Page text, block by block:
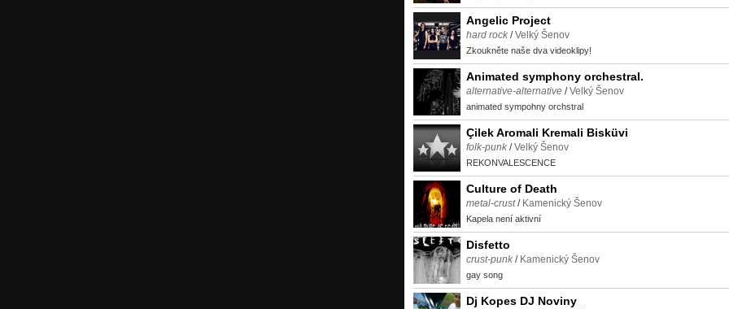
Angelic Project
hard rock /Velký Šenov
Zkoukněte naše dva videoklipy!
Animated symphony orchestral.
alternative-alternative /Velký Šenov
animated sympohny orchstral
Çilek Aromali Kremali Bisküvi
folk-punk /Velký Šenov
REKONVALESCENCE
Culture of Death
metal-crust/ Kamenický Šenov
Kapela není aktivní
Disfetto
crust-punk / Kamenický Šenov
gay song
Dj Kopes DJ Noviny